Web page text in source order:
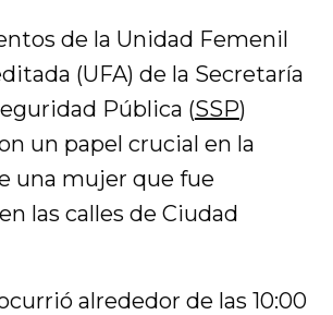
de la Unidad Femenil
(UFA) de la Secretaría
Pública (SSP)
un papel crucial en la
una mujer que fue
las calles de Ciudad
alrededor de las 10:00